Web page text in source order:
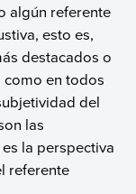
algún referente
esto es,
destacados o
como en todos
del
las
la perspectiva
referente